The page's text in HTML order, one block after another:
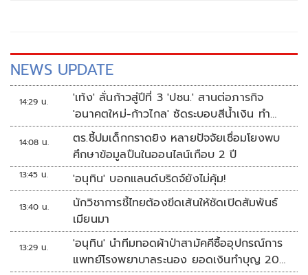
NEWS UPDATE
14:29 น.
'เท้ง' ลั่นก้าวสู่ปีที่ 3 'ปชน.' สานต่อภารกิจ
'อนาคตใหม่-ก้าวไกล' ซัดระบอบสีน้ำเงิน ทำ
หลักนิติรัฐ-นิติธรรมสั่นคลอน
14:08 น.
ตร.ชี้ปมเด็กกราดยิง หลายปัจจัยเชื่อมโยงพบ
ศึกษาข้อมูลปืนในออนไลน์เกือบ 2 ปี
13:45 น. 'อนุทิน' บอกแลนด์บริดจ์ยังไม่คุ้ม!
13:40 น.
นักวิชาการชี้ไทยต้องขีดเส้นให้ชัดเปิดสัมพันธ์
เมียนมา
13:29 น.
'อนุทิน' นำทีมทอดผ้าป่าสามัคคีซื้ออุปกรณ์การ
แพทย์โรงพยาบาลระนอง ยอดเงินทำบุญ 20